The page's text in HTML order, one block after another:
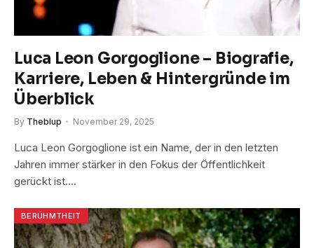
Luca Leon Gorgoglione – Biografie,
Karriere, Leben & Hintergründe im
Überblick
By Theblup November 29, 2025
Luca Leon Gorgoglione ist ein Name, der in den letzten
Jahren immer stärker in den Fokus der Öffentlichkeit
gerückt ist.…
BERÜHMTHEIT